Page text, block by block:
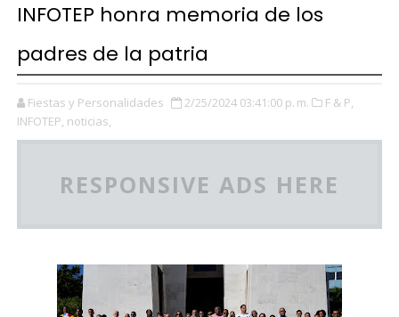
INFOTEP honra memoria de los
padres de la patria
Fiestas y Personalidades 2/25/2024 03:41:00 p. m.
F & P,
INFOTEP, noticias,
RESPONSIVE ADS HERE